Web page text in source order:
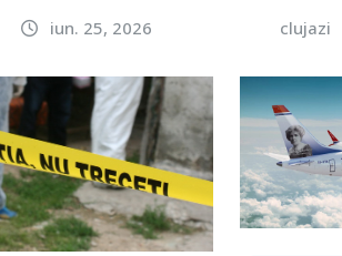
iun. 25, 2026 clujazi